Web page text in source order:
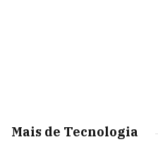
Mais de Tecnologia